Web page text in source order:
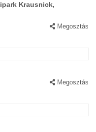
Krausnick,
Megosztás
Megosztás